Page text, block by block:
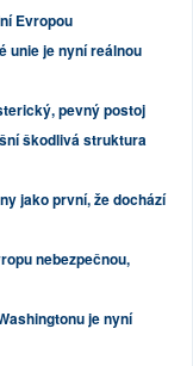
Evropou
unie je nyní reálnou
pevný postoj
škodlivá struktura
jako první, že dochází
nebezpečnou,
je nyní